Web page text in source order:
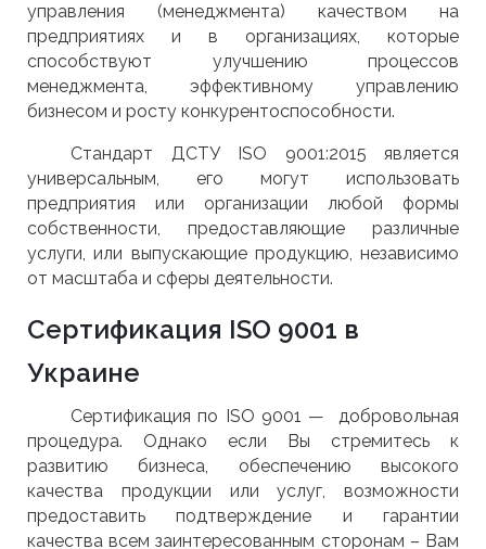
управления (менеджмента) качеством на
предприятиях и в организациях, которые
способствуют улучшению процессов
менеджмента, эффективному управлению
бизнесом и росту конкурентоспособности.
Стандарт ДСТУ ISO 9001:2015 является
универсальным, его могут использовать
предприятия или организации любой формы
собственности, предоставляющие различные
услуги, или выпускающие продукцию, независимо
от масштаба и сферы деятельности.
Сертификация ISO 9001 в
Украине
Сертификация по ISO 9001 — добровольная
процедура. Однако если Вы стремитесь к
развитию бизнеса, обеспечению высокого
качества продукции или услуг, возможности
предоставить подтверждение и гарантии
качества всем заинтересованным сторонам – Вам